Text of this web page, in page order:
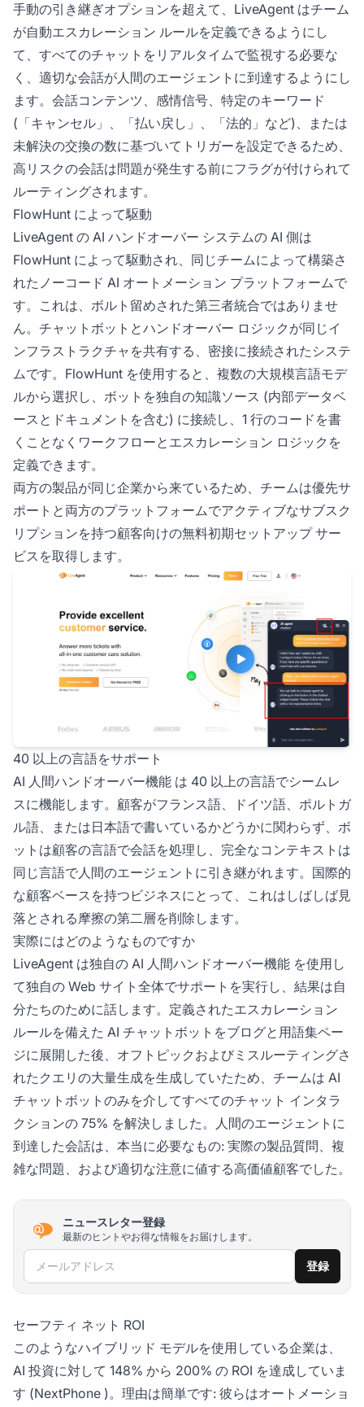
手動の引き継ぎオプションを超えて、LiveAgent はチーム
が自動エスカレーション ルールを定義できるようにし
て、すべてのチャットをリアルタイムで監視する必要な
く、適切な会話が人間のエージェントに到達するようにし
ます。会話コンテンツ、感情信号、特定のキーワード
(「キャンセル」、「払い戻し」、「法的」など)、または
未解決の交換の数に基づいてトリガーを設定できるため、
高リスクの会話は問題が発生する前にフラグが付けられて
ルーティングされます。
FlowHunt によって駆動
LiveAgent の AI ハンドオーバー システムの AI 側は
FlowHunt によって駆動され、同じチームによって構築さ
れたノーコード AI オートメーション プラットフォームで
す。これは、ボルト留めされた第三者統合ではありませ
ん。チャットボットとハンドオーバー ロジックが同じイ
ンフラストラクチャを共有する、密接に接続されたシステ
ムです。FlowHunt を使用すると、複数の大規模言語モデ
ルから選択し、ボットを独自の知識ソース (内部データベ
ースとドキュメントを含む) に接続し、1 行のコードを書
くことなくワークフローとエスカレーション ロジックを
定義できます。
両方の製品が同じ企業から来ているため、チームは優先サ
ポートと両方のプラットフォームでアクティブなサブスク
リプションを持つ顧客向けの無料初期セットアップ サー
ビスを取得します。
40 以上の言語をサポート
AI 人間ハンドオーバー機能 は 40 以上の言語でシームレ
スに機能します。顧客がフランス語、ドイツ語、ポルトガ
ル語、または日本語で書いているかどうかに関わらず、ボ
ットは顧客の言語で会話を処理し、完全なコンテキストは
同じ言語で人間のエージェントに引き継がれます。国際的
な顧客ベースを持つビジネスにとって、これはしばしば見
落とされる摩擦の第二層を削除します。
実際にはどのようなものですか
LiveAgent は独自の AI 人間ハンドオーバー機能 を使用し
て独自の Web サイト全体でサポートを実行し、結果は自
分たちのために話します。定義されたエスカレーション
ルールを備えた AI チャットボットをブログと用語集ペー
ジに展開した後、オフトピックおよびミスルーティングさ
れたクエリの大量生成を生成していたため、チームは AI
チャットボットのみを介してすべてのチャット インタラ
クションの 75% を解決しました。人間のエージェントに
到達した会話は、本当に必要なもの: 実際の製品質問、複
雑な問題、および適切な注意に値する高価値顧客でした。
ニュースレター登録
最新のヒントやお得な情報をお届けします。
メールアドレス 登録
セーフティ ネット ROI
このようなハイブリッド モデルを使用している企業は、
AI 投資に対して 148% から 200% の ROI を達成していま
す (NextPhone )。理由は簡単です: 彼らはオートメーショ